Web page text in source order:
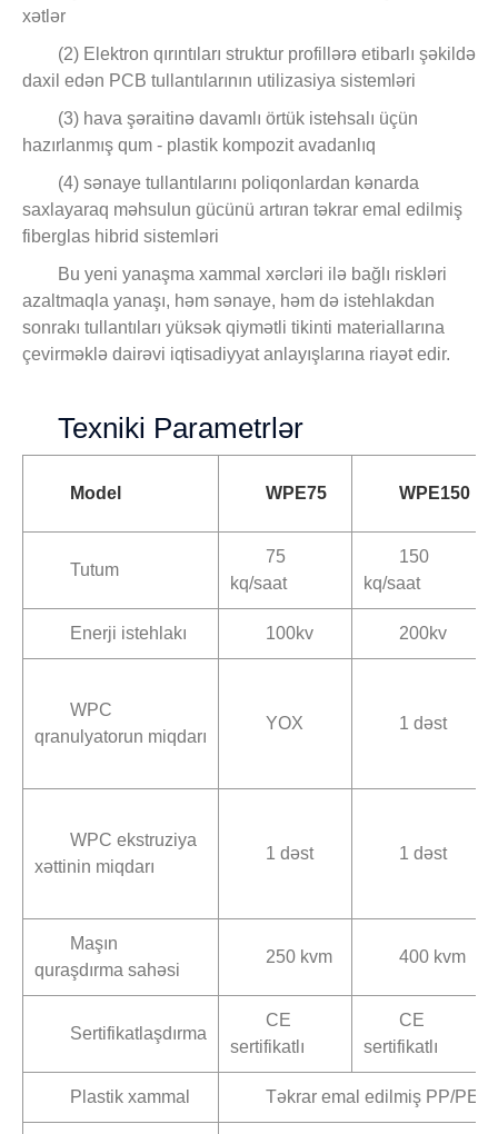
xətlər
(2) Elektron qırıntıları struktur profillərə etibarlı şəkildə
daxil edən PCB tullantılarının utilizasiya sistemləri
(3) hava şəraitinə davamlı örtük istehsalı üçün
hazırlanmış qum - plastik kompozit avadanlıq
(4) sənaye tullantılarını poliqonlardan kənarda
saxlayaraq məhsulun gücünü artıran təkrar emal edilmiş
fiberglas hibrid sistemləri
Bu yeni yanaşma xammal xərcləri ilə bağlı riskləri
azaltmaqla yanaşı, həm sənaye, həm də istehlakdan
sonrakı tullantıları yüksək qiymətli tikinti materiallarına
çevirməklə dairəvi iqtisadiyyat anlayışlarına riayət edir.
Texniki Parametrlər
Model WPE75 WPE150
Tutum
75
kq/saat
150
kq/saat
Enerji istehlakı 100kv 200kv
WPC
qranulyatorun miqdarı
YOX 1 dəst
WPC ekstruziya
xəttinin miqdarı
1 dəst 1 dəst
Maşın
quraşdırma sahəsi
250 kvm 400 kvm
Sertifikatlaşdırma
CE
sertifikatlı
CE
sertifikatlı
Plastik xammal Təkrar emal edilmiş PP/PE